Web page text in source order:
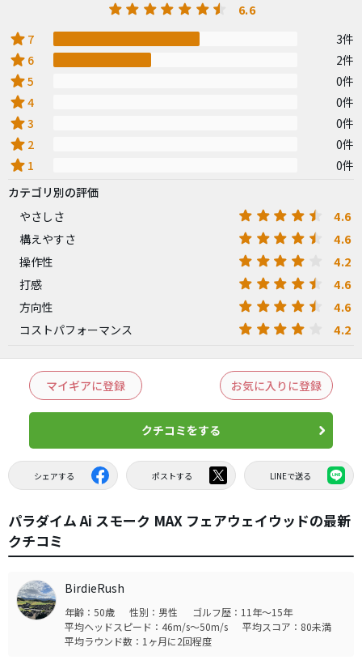
6.6
star 7 3件
star 6 2件
star5 0件
star4 0件
star3 0件
star 2 0件
star 1
0件
カテゴリ別の評価
やさしさ
4.6
構えやすさ 4.6
操作性 4.2
打感 4.6
方向性 4.6
コストパフォーマンス 4.2
マイギアに登録 お気に入りに登録
クチコミをする
シェアする ポストする LINEで送る
パラダイム Ai スモーク MAX フェアウェイウッドの最新
クチコミ
BirdieRush
年齢：50歳 性別：男性
ゴルフ歴：11年～15年
平均ヘッドスピード：46m/s～50m/s
平均スコア：80未満
平均ラウンド数：1ヶ月に2回程度